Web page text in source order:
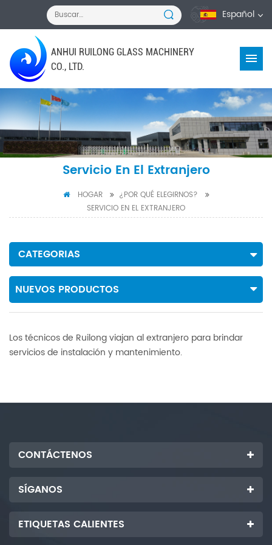
Español
ANHUI RUILONG GLASS MACHINERY
CO., LTD.
Servicio En El Extranjero
HOGAR
¿POR QUÉ ELEGIRNOS?
SERVICIO EN EL EXTRANJERO
CATEGORIAS
NUEVOS PRODUCTOS
Los técnicos de Ruilong viajan al extranjero para brindar
servicios de instalación y mantenimiento.
CONTÁCTENOS
SÍGANOS
ETIQUETAS CALIENTES